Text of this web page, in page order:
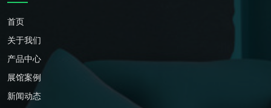
首页
关于我们
产品中心
展馆案例
新闻动态